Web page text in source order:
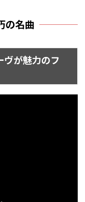
の名曲
が魅力のフ